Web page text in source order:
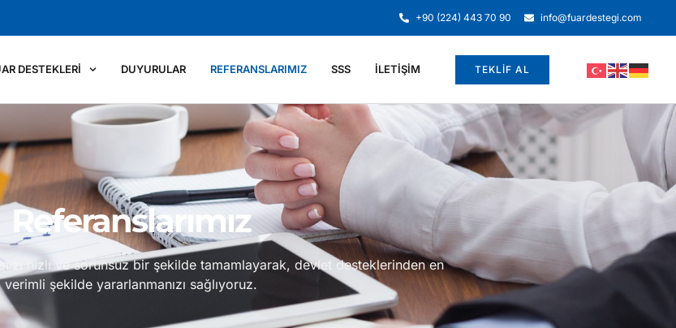
+90 (224) 443 70 90 info@fuardestegi.com
DESTEKLERI DUYURULAR REFERANSLARIMIZ SSS İLETIŞIM TEKLİF AL
Referanslarımız
hızlı ve sorunsuz bir şekilde tamamlayarak, devlet desteklerinden en
verimli şekilde yararlanmanızı sağlıyoruz.